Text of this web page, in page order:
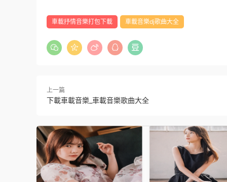
車載抒情音樂打包下載 車載音樂dj歌曲大全
上一篇
下載車載音樂_車載音樂歌曲大全